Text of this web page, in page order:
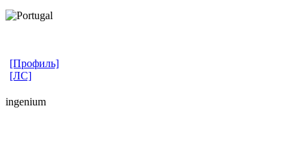
[Профиль]
[ЛС]
ingenium